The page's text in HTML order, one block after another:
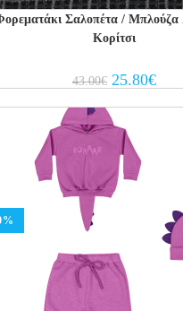
Σαλοπέτα / Μπλούζα
Κορίτσι
43.00€ Original
price
43.00€.
25.80€
price